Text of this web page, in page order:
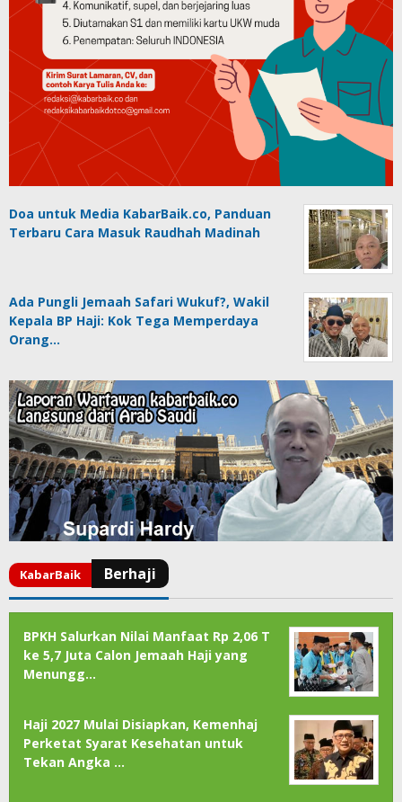
Doa untuk Media KabarBaik.co, Panduan
Terbaru Cara Masuk Raudhah Madinah
Ada Pungli Jemaah Safari Wukuf?, Wakil
Kepala BP Haji: Kok Tega Memperdaya
Orang…
BPKH Salurkan Nilai Manfaat Rp 2,06 T
ke 5,7 Juta Calon Jemaah Haji yang
Menungg…
Haji 2027 Mulai Disiapkan, Kemenhaj
Perketat Syarat Kesehatan untuk
Tekan Angka …